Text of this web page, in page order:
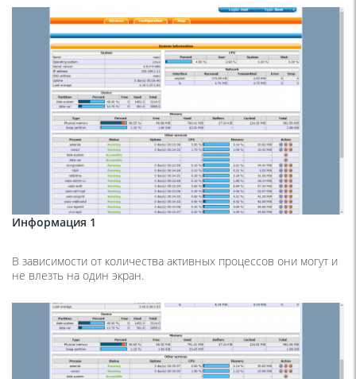
Информация 1
В зависимости от количества активных процессов они могут и
не влезть на один экран.